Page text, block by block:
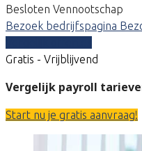
Besloten Vennootschap
Bezoek bedrijfspagina
Gratis - Vrijblijvend
Vergelijk payroll
Start nu je gratis aanvraag!